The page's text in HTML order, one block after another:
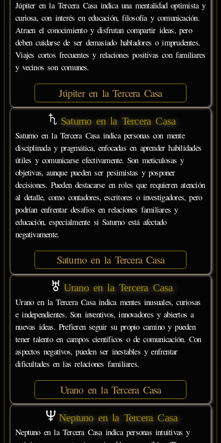
Júpiter en la Tercera Casa indica una mentalidad optimista y
curiosa, con interés en educación, filosofía y comunicación.
Atraen el conocimiento y disfrutan compartir ideas, pero
deben cuidarse de ser demasiado habladores o imprudentes.
Viajes cortos frecuentes y relaciones positivas con familiares
y vecinos son comunes.
Júpiter en la Tercera Casa
Saturno en la Tercera Casa
Saturno en la Tercera Casa indica personas con mente
disciplinada y pragmática, enfocadas en aprender habilidades
útiles y comunicarse efectivamente. Son meticulosas y
objetivas, aunque pueden ser pesimistas y posponer
decisiones. Pueden destacarse en roles que requieren atención
al detalle, como contadores, escritores o investigadores, pero
podrían enfrentar desafíos en relaciones familiares y
educación, especialmente si Saturno está afectado
negativamente.
Saturno en la Tercera Casa
Urano en la Tercera Casa
Urano en la Tercera Casa indica mentes inusuales, curiosas
e independientes. Son inventivos, innovadores y abiertos a
nuevas ideas. Prefieren seguir su propio camino y pueden
tener talento en campos científicos o de comunicación. Con
aspectos negativos, pueden ser inestables y enfrentar
dificultades en las relaciones familiares.
Urano en la Tercera Casa
Neptuno en la Tercera Casa
Neptuno en la Tercera Casa indica personas intuitivas y